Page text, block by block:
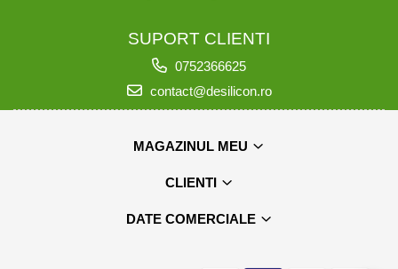
SUPORT CLIENTI
0752366625
contact@desilicon.ro
MAGAZINUL MEU
CLIENTI
DATE COMERCIALE